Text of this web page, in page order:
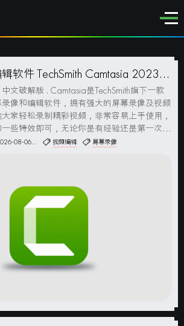
软件 TechSmith Camtasia 2023
文破解版 . Camtasia是TechSmith旗下一款
像和编辑软件，拥有强大的屏幕录像及视频
家轻松录制精彩视频，非常容易上手使用，
些特效即可，无论你是有经验还是第一次制
制作高质量视频所需的一切！该软件包含屏
08-06... 视频编辑 屏幕录像